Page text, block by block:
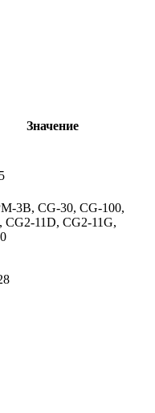
Значение
3В, CG-30, CG-100,
CG2-11D, CG2-11G,